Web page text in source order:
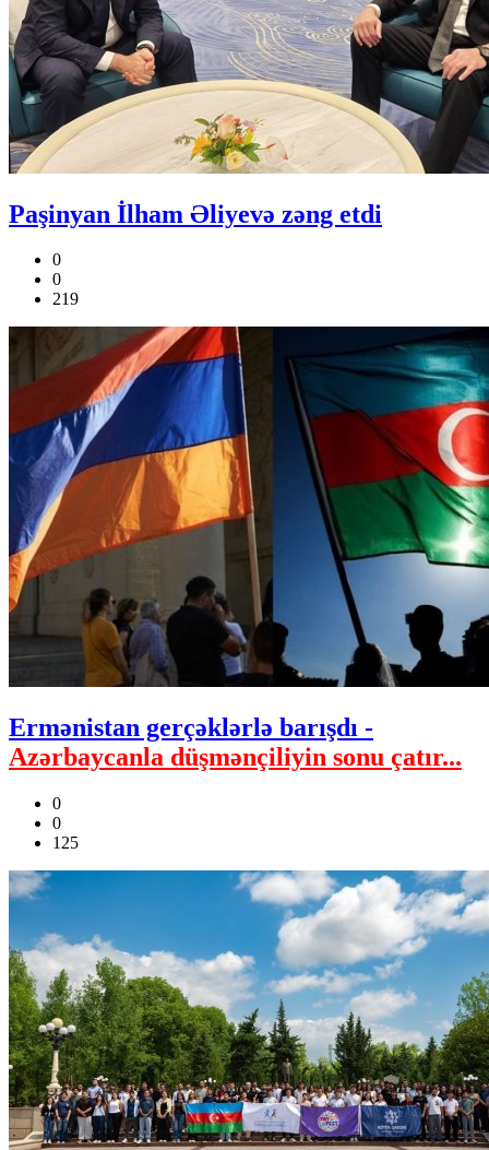
Paşinyan İlham Əliyevə zəng etdi
0
0
219
Ermənistan gerçəklərlə barışdı -
Azərbaycanla düşmənçiliyin sonu çatır...
0
0
125